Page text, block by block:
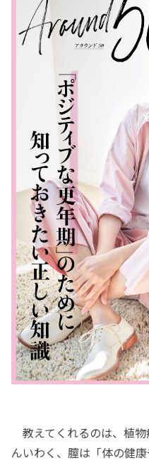
教えてくれるのは、植
んいわく、膣は「体の健